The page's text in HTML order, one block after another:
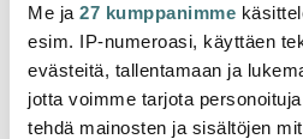
Me ja 27 kumppanimme
esim. IP-numeroasi, käyttäen
evästeitä, tallentamaan ja
jotta voimme tarjota
tehdä mainosten ja sisältöjen
52.40 € 75.00 €
Saatavilla